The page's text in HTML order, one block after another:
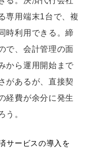
専用端末1台で、複
時利用できる。締
で、会計管理の面
から運用開始まで
があるが、直接契
経費が余分に発生
う。
サービスの導入を